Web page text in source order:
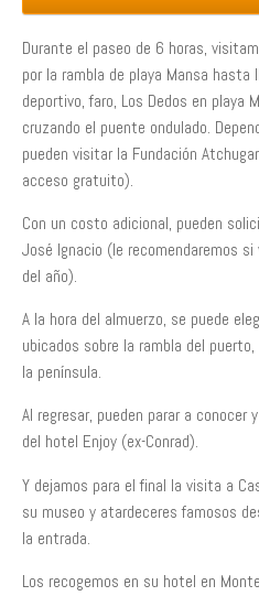
Durante el paseo de 6 horas,
por la rambla de playa Mansa hasta
deportivo, faro, Los Dedos en playa
cruzando el puente ondulado.
pueden visitar la Fundación
acceso gratuito).
Con un costo adicional, pueden
José Ignacio (le recomendaremos
del año).
A la hora del almuerzo, se puede
ubicados sobre la rambla del
la península.
Al regresar, pueden parar a conocer
del hotel Enjoy (ex-Conrad).
Y dejamos para el final la visita a
su museo y atardeceres famosos
la entrada.
Los recogemos en su hotel en